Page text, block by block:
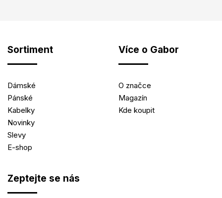
Sortiment
Dámské
Pánské
Kabelky
Novinky
Slevy
E-shop
Více o Gabor
O značce
Magazín
Kde koupit
Zeptejte se nás